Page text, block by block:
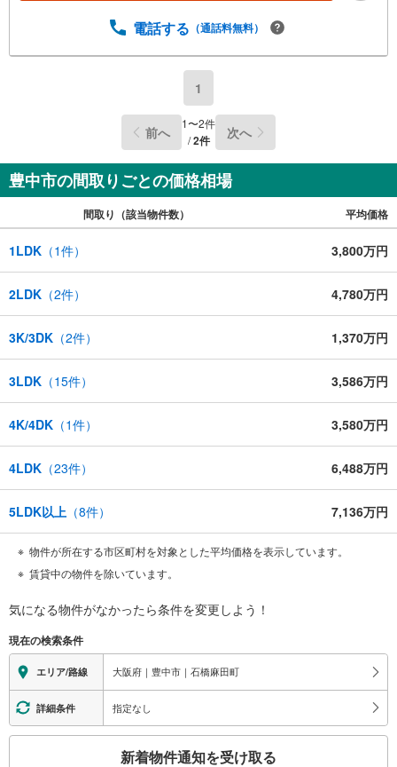
時をご記入いただけますとスムーズにご案内が可能です。
＝＝＝＝＝＝＝
電話する （通話料無料）
1
前へ 1〜2件
/2件 次へ
豊中市の間取りごとの価格相場
間取り（該当物件数） 平均価格
1LDK （1件） 3,800万円
2LDK （2件） 4,780万円
3K/3DK （2件） 1,370万円
3LDK （15件） 3,586万円
4K/4DK （1件） 3,580万円
4LDK （23件） 6,488万円
5LDK以上 （8件） 7,136万円
物件が所在する市区町村を対象とした平均価格を表示しています。
賃貸中の物件を除いています。
気になる物件がなかったら条件を変更しよう！
現在の検索条件
エリア/路線 大阪府｜豊中市｜石橋麻田町
詳細条件 指定なし
新着物件通知を受け取る